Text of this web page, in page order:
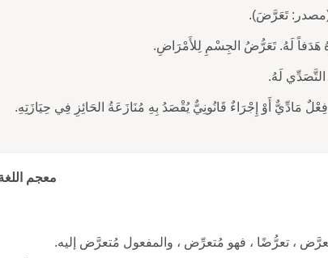
تَعَرَّضَ).
معجم
، تعرُّضًا ، فهو مُتعرِّض ، والمفعول مُتعرَّض إليه.